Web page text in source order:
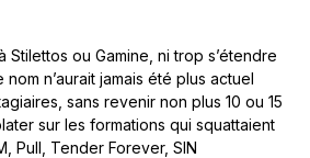
Stilettos ou Gamine, ni trop s’étendre
n’aurait jamais été plus actuel
sans revenir non plus 10 ou 15
sur les formations qui squattaient
Pull, Tender Forever, SIN